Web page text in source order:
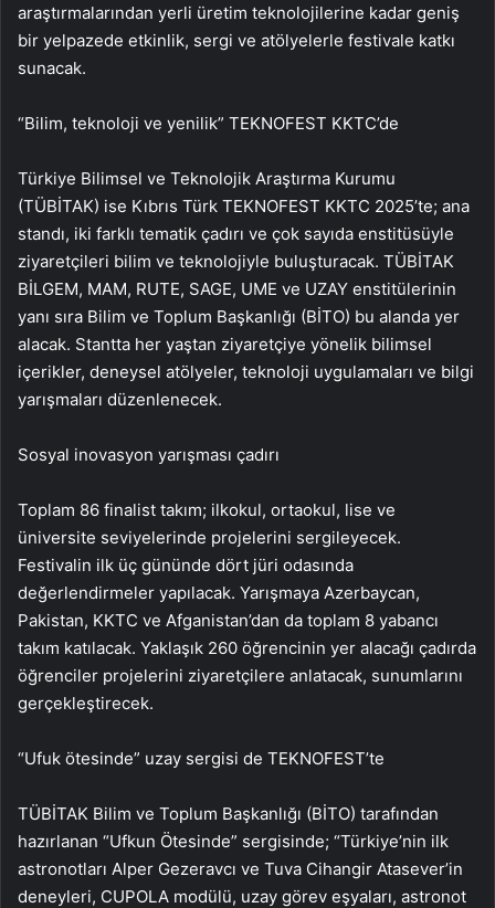
araştırmalarından yerli üretim teknolojilerine kadar geniş
bir yelpazede etkinlik, sergi ve atölyelerle festivale katkı
sunacak.
“Bilim, teknoloji ve yenilik” TEKNOFEST KKTC’de
Türkiye Bilimsel ve Teknolojik Araştırma Kurumu
(TÜBİTAK) ise Kıbrıs Türk TEKNOFEST KKTC 2025’te; ana
standı, iki farklı tematik çadırı ve çok sayıda enstitüsüyle
ziyaretçileri bilim ve teknolojiyle buluşturacak. TÜBİTAK
BİLGEM, MAM, RUTE, SAGE, UME ve UZAY enstitülerinin
yanı sıra Bilim ve Toplum Başkanlığı (BİTO) bu alanda yer
alacak. Stantta her yaştan ziyaretçiye yönelik bilimsel
içerikler, deneysel atölyeler, teknoloji uygulamaları ve bilgi
yarışmaları düzenlenecek.
Sosyal inovasyon yarışması çadırı
Toplam 86 finalist takım; ilkokul, ortaokul, lise ve
üniversite seviyelerinde projelerini sergileyecek.
Festivalin ilk üç gününde dört jüri odasında
değerlendirmeler yapılacak. Yarışmaya Azerbaycan,
Pakistan, KKTC ve Afganistan’dan da toplam 8 yabancı
takım katılacak. Yaklaşık 260 öğrencinin yer alacağı çadırda
öğrenciler projelerini ziyaretçilere anlatacak, sunumlarını
gerçekleştirecek.
“Ufuk ötesinde” uzay sergisi de TEKNOFEST’te
TÜBİTAK Bilim ve Toplum Başkanlığı (BİTO) tarafından
hazırlanan “Ufkun Ötesinde” sergisinde; “Türkiye’nin ilk
astronotları Alper Gezeravcı ve Tuva Cihangir Atasever’in
deneyleri, CUPOLA modülü, uzay görev eşyaları, astronot